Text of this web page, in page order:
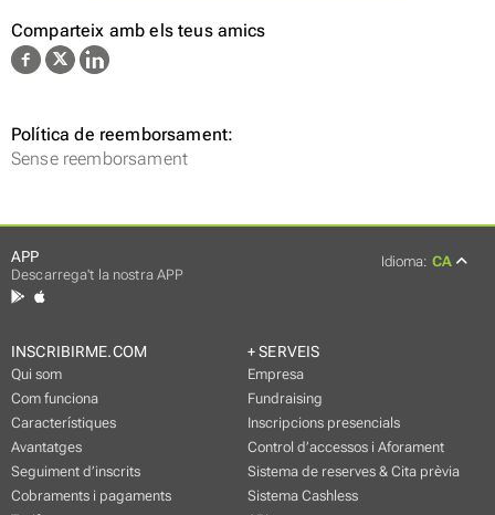
Comparteix amb els teus amics
Política de reemborsament:
Sense reemborsament
INSCRIBIRME.COM
Qui som
Com funciona
Característiques
Avantatges
Seguiment d’inscrits
Cobraments i pagaments
+ SERVEIS
Empresa
Fundraising
Inscripcions presencials
Control d’accessos i Aforament
Sistema de reserves & Cita prèvia
Sistema Cashless
APP
Descarrega't la nostra APP
Idioma: CA